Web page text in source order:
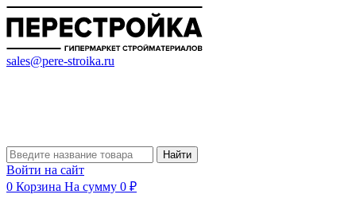
sales@pere-stroika.ru
Найти
Войти на сайт
0 Корзина На сумму 0 ₽